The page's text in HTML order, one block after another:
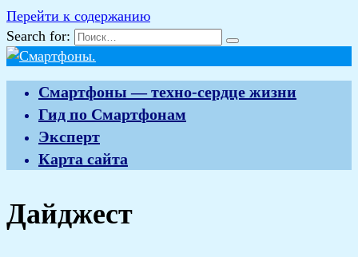
Перейти к содержанию
Search for:
Смартфоны — техно-сердце жизни
Гид по Смартфонам
Эксперт
Карта сайта
Дайджест